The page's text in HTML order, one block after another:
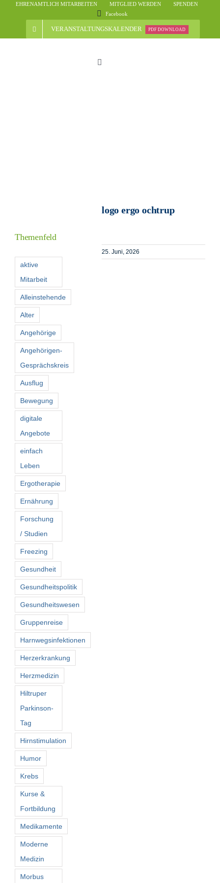
EHRENAMTLICH MITARBEITEN MITGLIED WERDEN
SPENDEN
Facebook
VERANSTALTUNGSKALENDER PDF DOWNLOAD
Toggle
Förderer
logo ergo ochtrup
25. Juni, 2026
Themenfeld
aktive
Mitarbeit
Alleinstehende
Alter
Angehörige
Angehörigen-
Gesprächskreis
Ausflug
Bewegung
digitale
Angebote
einfach
Leben
Ergotherapie
Ernährung
Forschung
/ Studien
Freezing
Gesundheit
Gesundheitspolitik
Gesundheitswesen
Gruppenreise
Harnwegsinfektionen
Herzerkrankung
Herzmedizin
Hiltruper
Parkinson-
Tag
Hirnstimulation
Humor
Krebs
Kurse &
Fortbildung
Medikamente
Moderne
Medizin
Morbus